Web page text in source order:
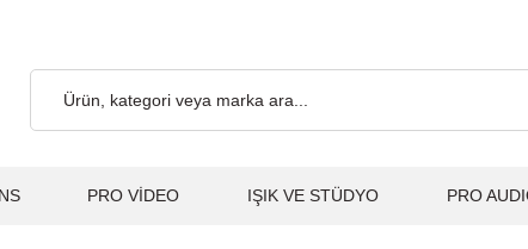
PRO VİDEO IŞIK VE STÜDYO PRO
2.000₺ ve Üzeri Alışverişlerde, Kargo Ücretsiz... 2.000₺